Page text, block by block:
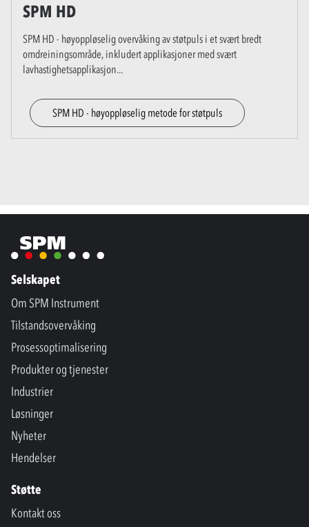
SPM HD
SPM HD - høyoppløselig overvåking av støtpuls i et svært bredt
omdreiningsområde, inkludert applikasjoner med svært
lavhastighetsapplikasjon...
SPM HD - høyoppløselig metode for støtpuls
Selskapet
Om SPM Instrument
Tilstandsovervåking
Prosessoptimalisering
Produkter og tjenester
Industrier
Løsninger
Nyheter
Hendelser
Støtte
Kontakt oss